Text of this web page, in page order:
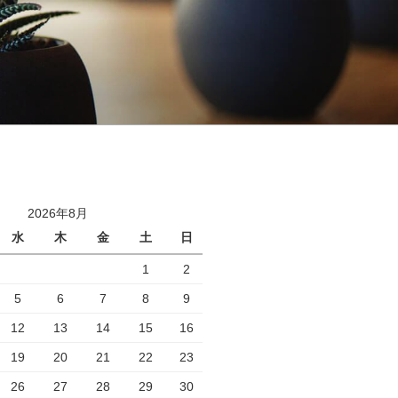
2026年8月
水
木 金 土 日
1 2
5 6 7 8 9
12 13 14 15 16
19 20 21 22 23
26 27 28 29 30